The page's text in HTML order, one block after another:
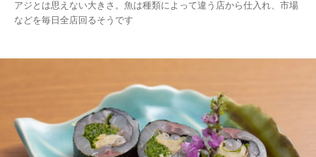
アジとは思えない大きさ。魚は種類によって違う店から仕入れ、市場
などを毎日全店回るそうです